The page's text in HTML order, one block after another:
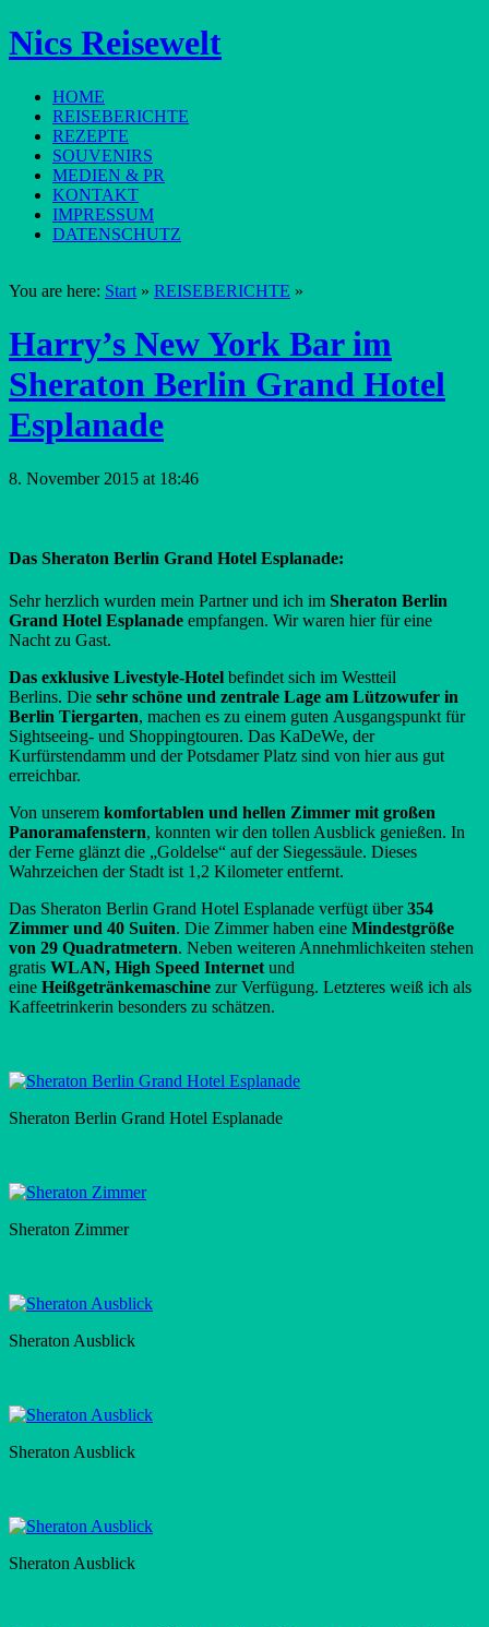
Nics Reisewelt
HOME
REISEBERICHTE
REZEPTE
SOUVENIRS
MEDIEN & PR
KONTAKT
IMPRESSUM
DATENSCHUTZ
You are here: Start » REISEBERICHTE »
Harry’s New York Bar im
Sheraton Berlin Grand Hotel
Esplanade
8. November 2015 at 18:46
Das Sheraton Berlin Grand Hotel Esplanade:
Sehr herzlich wurden mein Partner und ich im Sheraton Berlin
Grand Hotel Esplanade empfangen. Wir waren hier für eine
Nacht zu Gast.
Das exklusive Livestyle-Hotel befindet sich im Westteil
Berlins. Die sehr schöne und zentrale Lage am Lützowufer in
Berlin Tiergarten, machen es zu einem guten Ausgangspunkt für
Sightseeing- und Shoppingtouren. Das KaDeWe, der
Kurfürstendamm und der Potsdamer Platz sind von hier aus gut
erreichbar.
Von unserem komfortablen und hellen Zimmer mit großen
Panoramafenstern, konnten wir den tollen Ausblick genießen. In
der Ferne glänzt die „Goldelse“ auf der Siegessäule. Dieses
Wahrzeichen der Stadt ist 1,2 Kilometer entfernt.
Das Sheraton Berlin Grand Hotel Esplanade verfügt über354
Zimmer und 40 Suiten. Die Zimmer haben eine Mindestgröße
von 29 Quadratmetern. Neben weiteren Annehmlichkeiten stehen
gratis WLAN, High Speed Internet und
eine Heißgetränkemaschine zur Verfügung. Letzteres weiß ich als
Kaffeetrinkerin besonders zu schätzen.
Sheraton Berlin Grand Hotel Esplanade
Sheraton Zimmer
Sheraton Ausblick
Sheraton Ausblick
Sheraton Ausblick